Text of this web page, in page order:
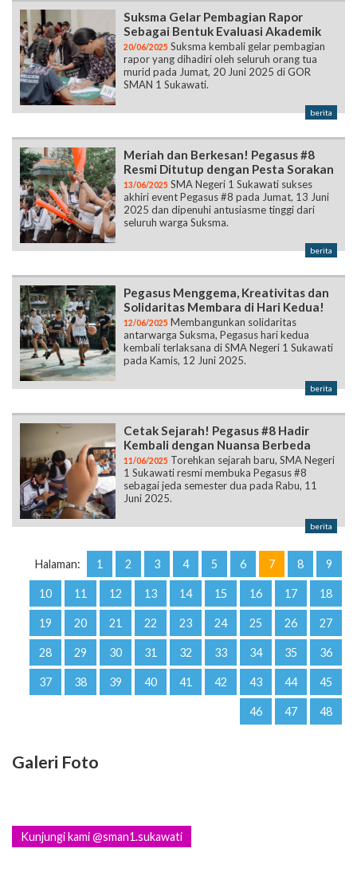
Suksma Gelar Pembagian Rapor
Sebagai Bentuk Evaluasi Akademik
20/06/2025 Suksma kembali gelar pembagian
rapor yang dihadiri oleh seluruh orang tua
murid pada Jumat, 20 Juni 2025 di GOR
SMAN 1 Sukawati.
berita
Meriah dan Berkesan! Pegasus #8
Resmi Ditutup dengan Pesta Sorakan
13/06/2025 SMA Negeri 1 Sukawati sukses
akhiri event Pegasus #8 pada Jumat, 13 Juni
2025 dan dipenuhi antusiasme tinggi dari
seluruh warga Suksma.
berita
Pegasus Menggema, Kreativitas dan
Solidaritas Membara di Hari Kedua!
12/06/2025 Membangunkan solidaritas
antarwarga Suksma, Pegasus hari kedua
kembali terlaksana di SMA Negeri 1 Sukawati
pada Kamis, 12 Juni 2025.
berita
Cetak Sejarah! Pegasus #8 Hadir
Kembali dengan Nuansa Berbeda
11/06/2025 Torehkan sejarah baru, SMA Negeri
1 Sukawati resmi membuka Pegasus #8
sebagai jeda semester dua pada Rabu, 11
Juni 2025.
berita
Halaman: 1 2 3 4 5 6 7 8 9
10 11 12 13 14 15 16 17 18
19 20 21 22 23 24 25 26 27
28 29 30 31 32 33 34 35 36
37 38 39 40 41 42 43 44 45
46 47 48
Galeri Foto
Kunjungi kami @sman1.sukawati